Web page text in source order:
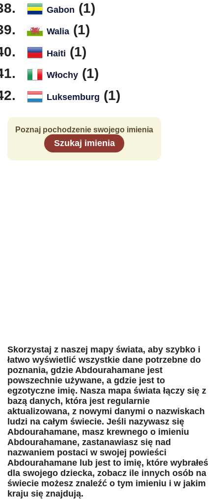
Gabon (1)
Walia (1)
Haiti (1)
Włochy (1)
Luksemburg (1)
Poznaj pochodzenie swojego imienia
Szukaj imienia
Skorzystaj z naszej mapy świata, aby szybko i
łatwo wyświetlić wszystkie dane potrzebne do
poznania, gdzie Abdourahamane jest
powszechnie używane, a gdzie jest to
egzotyczne imię. Nasza mapa świata łączy się z
bazą danych, która jest regularnie
aktualizowana, z nowymi danymi o nazwiskach
ludzi na całym świecie. Jeśli nazywasz się
Abdourahamane, masz krewnego o imieniu
Abdourahamane, zastanawiasz się nad
nazwaniem postaci w swojej powieści
Abdourahamane lub jest to imię, które wybrałeś
dla swojego dziecka, zobacz ile innych osób na
świecie możesz znaleźć o tym imieniu i w jakim
kraju się znajdują.